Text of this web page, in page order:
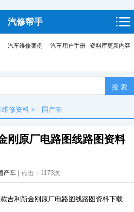
汽修帮手
汽车维修案例 汽车用户手册 资料库更新内容
维修资料 > 国产车
刚原厂电路图线路图资料
产车 | 点击： 1173次
吉利新金刚原厂电路图线路图资料下载